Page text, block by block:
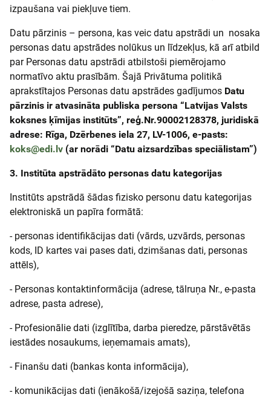
izpaušana vai piekļuve tiem.
Datu pārzinis – persona, kas veic datu apstrādi un nosaka
personas datu apstrādes nolūkus un līdzekļus, kā arī atbild
par Personas datu apstrādi atbilstoši piemērojamo
normatīvo aktu prasībām. Šajā Privātuma politikā
aprakstītajos Personas datu apstrādes gadījumos Datu
pārzinis ir atvasināta publiska persona “Latvijas Valsts
koksnes ķīmijas institūts”, reģ.Nr.90002128378, juridiskā
adrese: Rīga, Dzērbenes iela 27, LV-1006, e-pasts:
koks@edi.lv (ar norādi “Datu aizsardzības speciālistam”)
3. Institūta apstrādāto personas datu kategorijas
Institūts apstrādā šādas fizisko personu datu kategorijas
elektroniskā un papīra formātā:
- personas identifikācijas dati (vārds, uzvārds, personas
kods, ID kartes vai pases dati, dzimšanas dati, personas
attēls),
- Personas kontaktinformācija (adrese, tālruņa Nr., e-pasta
adrese, pasta adrese),
- Profesionālie dati (izglītība, darba pieredze, pārstāvētās
iestādes nosaukums, ieņemamais amats),
- Finanšu dati (bankas konta informācija),
- komunikācijas dati (ienākošā/izejošā saziņa, telefona